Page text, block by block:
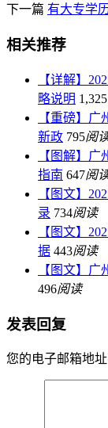
下一篇 有大专学
相关推荐
【详解】
略说明 1,325
【重磅】
新政 795阅
【图解】
指南 647阅
【图文】
录 734阅读
【图文】
据 443阅读
【图文】
496阅读
发表回复
您的电子邮箱地址